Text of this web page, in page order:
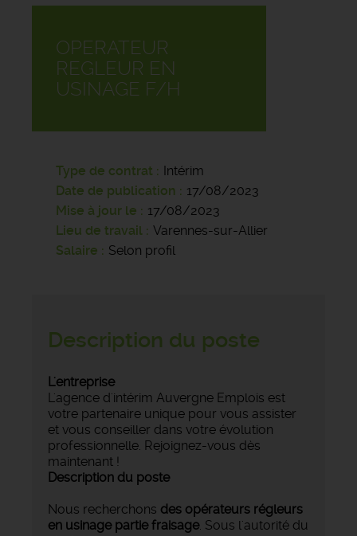
OPERATEUR
REGLEUR EN
USINAGE F/H
Type de contrat
Intérim
Date de publication
17/08/2023
Mise à jour le
17/08/2023
Lieu de travail
Varennes-sur-Allier
Salaire
Selon profil
Description du poste
L'entreprise
L'agence d'intérim Auvergne Emplois est
votre partenaire unique pour vous assister
et vous conseiller dans votre évolution
professionnelle. Rejoignez-vous dès
maintenant !
Description du poste
Nous recherchons des opérateurs régleurs
en usinage partie fraisage. Sous l'autorité du